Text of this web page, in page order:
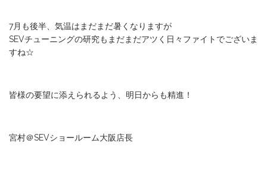
7月も後半、気温はまだまだ暑くなりますが
SEVチューニングの研究もまだまだアツく日々ファイトでございま
すね☆
皆様の要望に添えられるよう、明日からも精進！
宮村＠SEVショールーム大阪店長